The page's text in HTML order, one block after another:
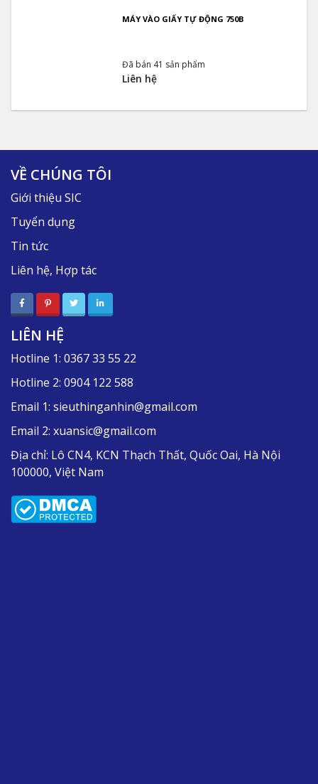
MÁY VÀO GIẤY TỰ ĐỘNG 750B
Đã bán 41 sản phẩm
Liên hệ
VỀ CHÚNG TÔI
Giới thiệu SIC
Tuyển dụng
Tin tức
Liên hệ, Hợp tác
LIÊN HỆ
Hotline 1: 0367 33 55 22
Hotline 2: 0904 122 588
Email 1: sieuthinganhin@gmail.com
Email 2: xuansic@gmail.com
Địa chỉ: Lô CN4, KCN Thạch Thất, Quốc Oai, Hà Nội
100000, Việt Nam